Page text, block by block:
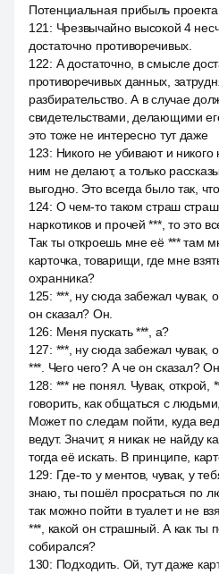
Потенциальная прибыль
121 : Чрезвычайно высокой 4
достаточно противоречивых.
122: А достаточно, в смысле
противоречивых данных,
разбирательство. А в случае
свидетельствами, делающими
это тоже не интересно тут даже
123: Никого не убивают и никого
ним не делают, а только
выгодно. Это всегда было так,
124: О чем-то таком страш
наркотиков и прочей ***, то это
Так ты откроешь мне её *** там
карточка, товарищи, где мне
охранника?
125: ***, ну сюда забежал чувак,
он сказал? Он.
126: Меня пускать ***, а?
127: ***, ну сюда забежал чувак,
***. Чего чего? А че он сказал?
128: *** не понял. Чувак, открой,
говорить, как общаться с
Может по следам пойти, куда
ведут. Значит, я никак не найду
тогда её искать. В принципе,
129: Где-то у ментов, чувак, у
знаю, ты пошёл просраться по
так можно пойти в туалет и не
***, какой он страшный. А как ты
собирался?
130: Подходить. Ой, тут даже